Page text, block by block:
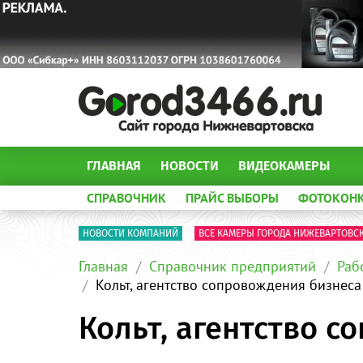
ГЛАВНАЯ НОВОСТИ ВИДЕОКАМЕРЫ
СПРАВОЧНИК ПРАЙС ВЫБОРЫ
НОВОСТИ КОМПАНИЙ ВСЕ КАМЕРЫ ГОРОДА
Главная Справочник предприятий
Кольт, агентство сопровождения
Кольт, агентство